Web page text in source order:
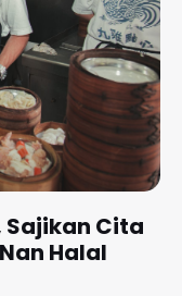
Sajikan Cita
Halal